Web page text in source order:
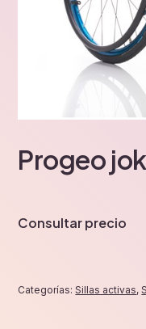
Progeo
Consultar precio
Categorías:Sillas activas,